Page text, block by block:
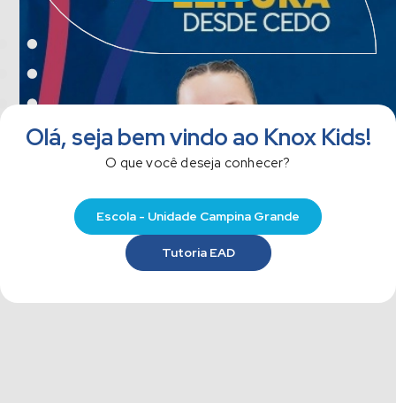
Olá, seja bem vindo ao Knox Kids!
O que você deseja conhecer?
Escola - Unidade Campina Grande
Tutoria EAD